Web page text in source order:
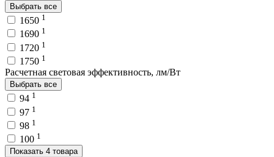
Выбрать все
1650 1
1690 1
1720 1
1750 1
Расчетная световая эффективность, лм/Вт
Выбрать все
94 1
97 1
98 1
100 1
Показать 4 товара